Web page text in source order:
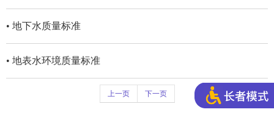
• 地下水质量标准
• 地表水环境质量标准
上一页 下一页